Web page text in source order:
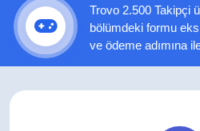
Trovo 2.500 Takipçi
bölümdeki formu
ve ödeme adımına